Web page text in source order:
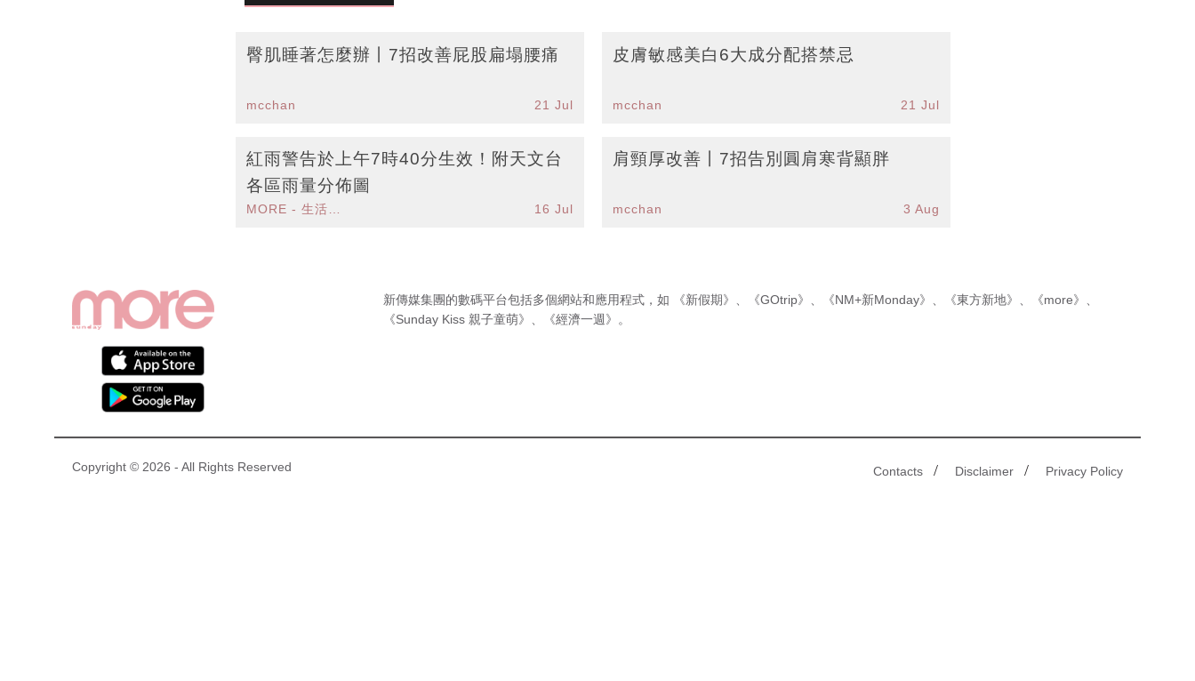
臀肌睡著怎麼辦丨7招改善屁股扁塌腰痛
mcchan 21 Jul
皮膚敏感美白6大成分配搭禁忌
mcchan 21 Jul
紅雨警告於上午7時40分生效！附天文台
各區雨量分佈圖
MORE - 生活品味 16 Jul
肩頸厚改善丨7招告別圓肩寒背顯胖
mcchan 3 Aug
新傳媒集團的數碼平台包括多個網站和應用程式，如 《新假期》 、 《GOtrip》 、 《NM+新Monday》 、 《東方新地》 、 《more》 、
《Sunday Kiss 親子童萌》 、 《經濟一週》 。
Contacts / Disclaimer / Privacy Policy
Copyright © 2026 - All Rights Reserved